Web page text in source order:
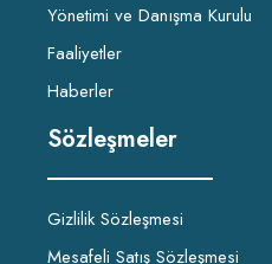
Yönetimi ve Danışma Kurulu
Faaliyetler
Haberler
Sözleşmeler
Gizlilik Sözleşmesi
Mesafeli Satış Sözleşmesi